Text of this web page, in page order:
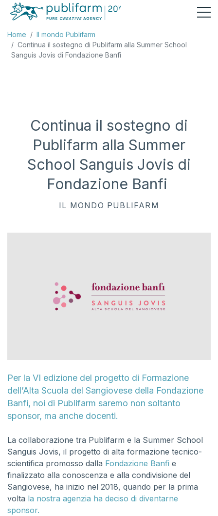
Home
Il mondo Publifarm
Continua il sostegno di Publifarm alla Summer School
Sanguis Jovis di Fondazione Banfi
Continua il sostegno di
Publifarm alla Summer
School Sanguis Jovis di
Fondazione Banfi
IL MONDO PUBLIFARM
Per la VI edizione del progetto di Formazione
dell’Alta Scuola del Sangiovese della Fondazione
Banfi, noi di Publifarm saremo non soltanto
sponsor, ma anche docenti.
La collaborazione tra Publifarm e la Summer School
Sanguis Jovis, il progetto di alta formazione tecnico-
scientifica promosso dalla Fondazione Banfi e
finalizzato alla conoscenza e alla condivisione del
Sangiovese, ha inizio nel 2018, quando per la prima
volta la nostra agenzia ha deciso di diventarne
sponsor.